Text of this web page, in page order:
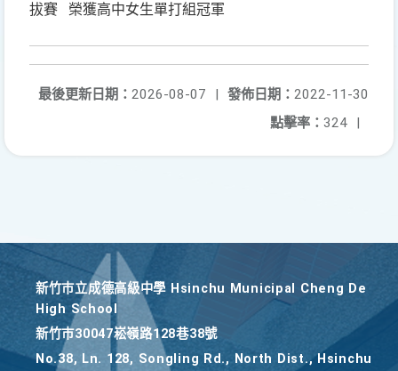
拔賽 榮獲高中女生單打組冠軍
發佈日期： 2022-11-30
最後更新日期： 2026-08-07
|
點擊率： 324 |
新竹巿立成德高級中學 Hsinchu Municipal Cheng De
High School
新竹巿30047崧嶺路128巷38號
No.38, Ln. 128, Songling Rd., North Dist., Hsinchu